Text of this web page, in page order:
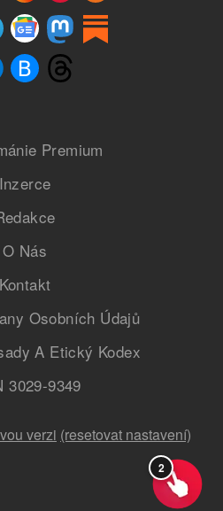
Premium
Inzerce
O Nás
Kontakt
Osobních Údajů
A Etický Kodex
3029-9349
verzi (resetovat nastavení)
2